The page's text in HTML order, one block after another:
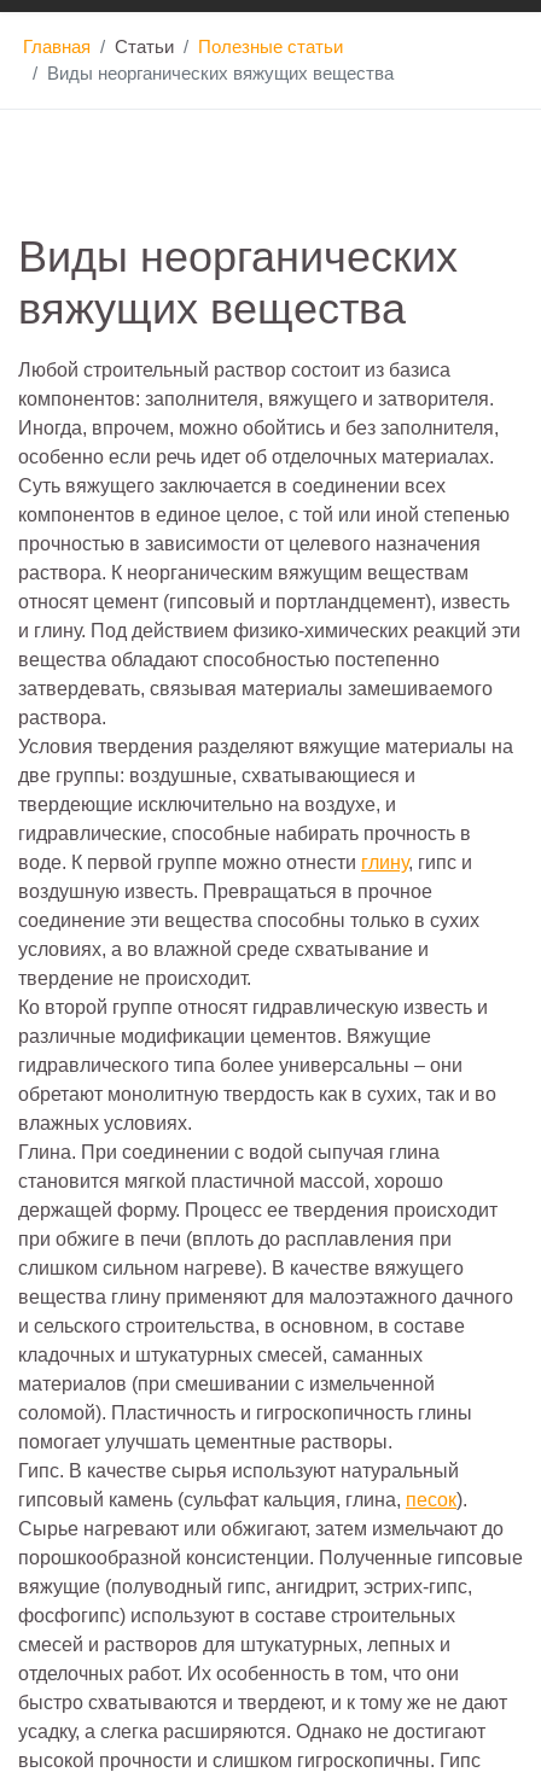
Главная Статьи
Полезные статьи
Виды неорганических вяжущих вещества
Виды неорганических
вяжущих вещества
Любой строительный раствор состоит из базиса
компонентов: заполнителя, вяжущего и затворителя.
Иногда, впрочем, можно обойтись и без заполнителя,
особенно если речь идет об отделочных материалах.
Суть вяжущего заключается в соединении всех
компонентов в единое целое, с той или иной степенью
прочностью в зависимости от целевого назначения
раствора. К неорганическим вяжущим веществам
относят цемент (гипсовый и портландцемент), известь
и глину. Под действием физико-химических реакций эти
вещества обладают способностью постепенно
затвердевать, связывая материалы замешиваемого
раствора.
Условия твердения разделяют вяжущие материалы на
две группы: воздушные, схватывающиеся и
твердеющие исключительно на воздухе, и
гидравлические, способные набирать прочность в
воде. К первой группе можно отнести глину, гипс и
воздушную известь. Превращаться в прочное
соединение эти вещества способны только в сухих
условиях, а во влажной среде схватывание и
твердение не происходит.
Ко второй группе относят гидравлическую известь и
различные модификации цементов. Вяжущие
гидравлического типа более универсальны – они
обретают монолитную твердость как в сухих, так и во
влажных условиях.
Глина. При соединении с водой сыпучая глина
становится мягкой пластичной массой, хорошо
держащей форму. Процесс ее твердения происходит
при обжиге в печи (вплоть до расплавления при
слишком сильном нагреве). В качестве вяжущего
вещества глину применяют для малоэтажного дачного
и сельского строительства, в основном, в составе
кладочных и штукатурных смесей, саманных
материалов (при смешивании с измельченной
соломой). Пластичность и гигроскопичность глины
помогает улучшать цементные растворы.
Гипс. В качестве сырья используют натуральный
гипсовый камень (сульфат кальция, глина, песок).
Сырье нагревают или обжигают, затем измельчают до
порошкообразной консистенции. Полученные гипсовые
вяжущие (полуводный гипс, ангидрит, эстрих-гипс,
фосфогипс) используют в составе строительных
смесей и растворов для штукатурных, лепных и
отделочных работ. Их особенность в том, что они
быстро схватываются и твердеют, и к тому же не дают
усадку, а слегка расширяются. Однако не достигают
высокой прочности и слишком гигроскопичны. Гипс